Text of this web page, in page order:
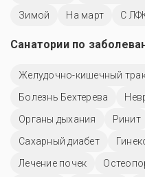
Зимой
На март С
Санатории по
Желудочно-кишечный
Болезнь Бехтерева
Органы дыхания
Ринит
Сахарный диабет
Лечение почек